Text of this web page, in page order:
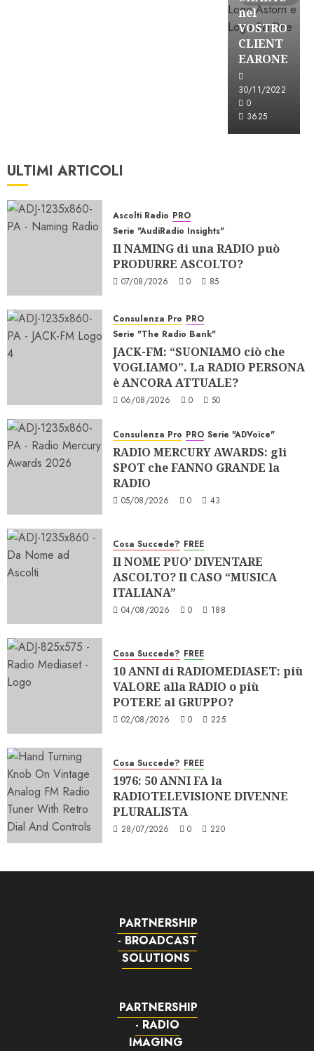
nel
VOSTRO
CLIENT
EARONE
30/11/2022
0
3625
ULTIMI ARTICOLI
Ascolti Radio PRO
Serie "AudiRadio Insights"
Il NAMING di una RADIO può
PRODURRE ASCOLTO?
07/08/2026 0 85
Consulenza Pro PRO
Serie "The Radio Bank"
JACK-FM: “SUONIAMO ciò che
VOGLIAMO”. La RADIO PERSONA
è ANCORA ATTUALE?
06/08/2026 0 50
Consulenza Pro PRO Serie "ADVoice"
RADIO MERCURY AWARDS: gli
SPOT che FANNO GRANDE la
RADIO
05/08/2026 0 43
Cosa Succede? FREE
Il NOME PUO’ DIVENTARE
ASCOLTO? Il CASO “MUSICA
ITALIANA”
04/08/2026 0 188
Cosa Succede? FREE
10 ANNI di RADIOMEDIASET: più
VALORE alla RADIO o più
POTERE al GRUPPO?
02/08/2026 0 225
Cosa Succede? FREE
1976: 50 ANNI FA la
RADIOTELEVISIONE DIVENNE
PLURALISTA
28/07/2026 0 220
PARTNERSHIP
- BROADCAST
SOLUTIONS
PARTNERSHIP
- RADIO
IMAGING